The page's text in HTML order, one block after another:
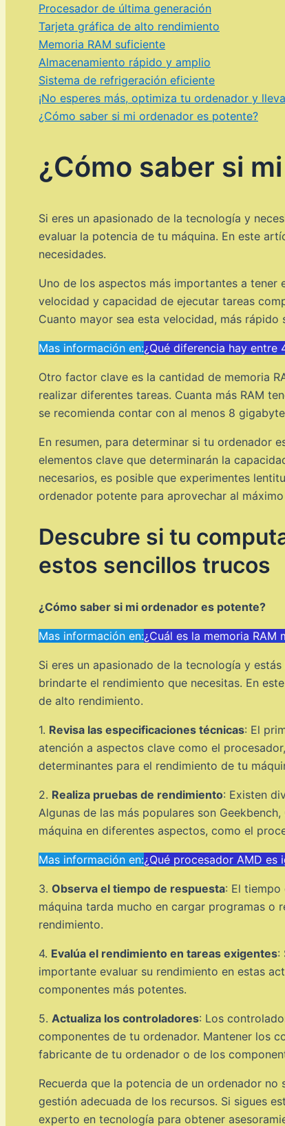
Procesador de última generación
Tarjeta gráfica de alto rendimiento
Memoria RAM suficiente
Almacenamiento rápido y amplio
Sistema de refrigeración eficiente
¡No esperes más, optimiza tu ordenador y
¿Cómo saber si mi ordenador es potente?
¿Cómo saber si
Si eres un apasionado de la tecnología y
evaluar la potencia de tu máquina. En este
necesidades.
Uno de los aspectos más importantes a
velocidad y capacidad de ejecutar tareas
Cuanto mayor sea esta velocidad, más rápido
Mas información en:¿Qué diferencia hay entre
Otro factor clave es la cantidad de memoria
realizar diferentes tareas. Cuanta más RAM
se recomienda contar con al menos 8
En resumen, para determinar si tu ordenador
elementos clave que determinarán la
necesarios, es posible que experimentes
ordenador potente para aprovechar al
Descubre si tu
estos sencillos trucos
¿Cómo saber si mi ordenador es potente?
Mas información en:¿Cuál es la memoria RAM
Si eres un apasionado de la tecnología y
brindarte el rendimiento que necesitas. En
de alto rendimiento.
1. Revisa las especificaciones técnicas: El
atención a aspectos clave como el
determinantes para el rendimiento de tu
2. Realiza pruebas de rendimiento: Existen
Algunas de las más populares son
máquina en diferentes aspectos, como el
Mas información en:¿Qué procesador AMD es
3. Observa el tiempo de respuesta: El
máquina tarda mucho en cargar programas o
rendimiento.
4. Evalúa el rendimiento en tareas exigentes:
importante evaluar su rendimiento en estas
componentes más potentes.
5. Actualiza los controladores: Los
componentes de tu ordenador. Mantener los
fabricante de tu ordenador o de los
Recuerda que la potencia de un ordenador
gestión adecuada de los recursos. Si sigues
experto en tecnología para obtener